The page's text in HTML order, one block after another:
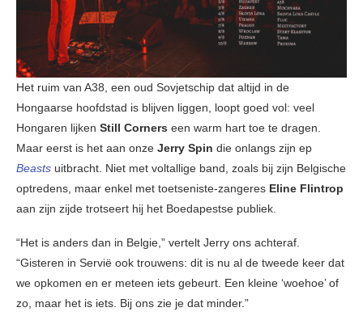
Het ruim van A38, een oud Sovjetschip dat altijd in de
Hongaarse hoofdstad is blijven liggen, loopt goed vol: veel
Hongaren lijken Still Corners een warm hart toe te dragen.
Maar eerst is het aan onze Jerry Spin die onlangs zijn ep
Beasts uitbracht. Niet met voltallige band, zoals bij zijn Belgische
optredens, maar enkel met toetseniste-zangeres Eline Flintrop
aan zijn zijde trotseert hij het Boedapestse publiek.
“Het is anders dan in Belgie,” vertelt Jerry ons achteraf.
“Gisteren in Servië ook trouwens: dit is nu al de tweede keer dat
we opkomen en er meteen iets gebeurt. Een kleine ‘woehoe’ of
zo, maar het is iets. Bij ons zie je dat minder.”